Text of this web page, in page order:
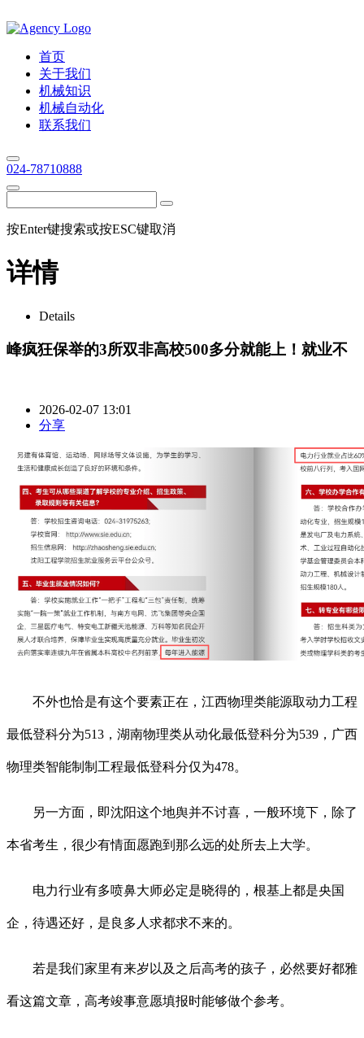
首页
关于我们
机械知识
机械自动化
联系我们
024-78710888
按Enter键搜索或按ESC键取消
详情
Details
峰疯狂保举的3所双非高校500多分就能上！就业不
2026-02-07 13:01
分享
不外也恰是有这个要素正在，江西物理类能源取动力工程
最低登科分为513，湖南物理类从动化最低登科分为539，广西
物理类智能制制工程最低登科分仅为478。
另一方面，即沈阳这个地舆并不讨喜，一般环境下，除了
本省考生，很少有情面愿跑到那么远的处所去上大学。
电力行业有多喷鼻大师必定是晓得的，根基上都是央国
企，待遇还好，是良多人求都求不来的。
若是我们家里有来岁以及之后高考的孩子，必然要好都雅
看这篇文章，高考竣事意愿填报时能够做个参考。